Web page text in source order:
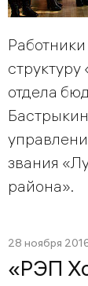
отдела
звания
района».
28 ноября
«РЭП